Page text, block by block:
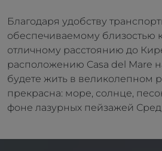
Благодаря удобству
обеспечиваемому близостью
отличному расстоянию до
расположению Casa del Mare
будете жить в великолепном
прекрасна: море, солнце,
фоне лазурных пейзажей